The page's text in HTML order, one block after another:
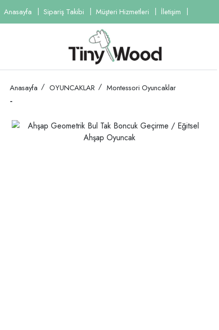
Anasayfa Sipariş Takibi Müşteri Hizmetleri İletişim
Anasayfa OYUNCAKLAR Montessori Oyuncaklar
-